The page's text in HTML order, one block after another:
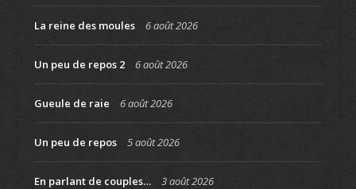
La reine des moules 6 août 2026
Un peu de repos 2 6 août 2026
Gueule de raie 6 août 2026
Un peu de repos 5 août 2026
En parlant de couples… 3 août 2026